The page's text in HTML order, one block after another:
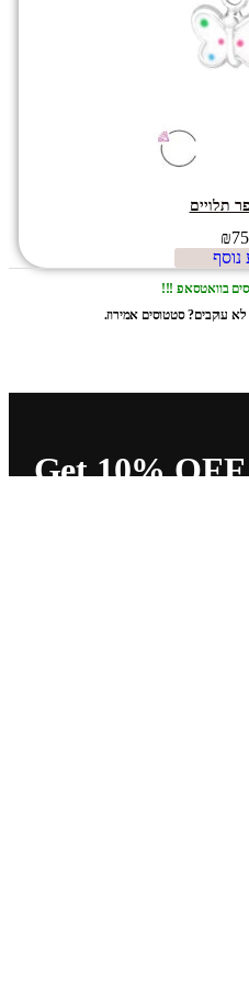
תלויים
₪
נוסף
בוואטסאפ !!!
עוקבים? סטטוסים אמירוז.
Get 10%